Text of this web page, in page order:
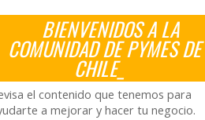
BIENVENIDOS A LA
COMUNIDAD DE PYMES DE
CHILE_
el contenido que tenemos para
a mejorar y hacer tu negocio.